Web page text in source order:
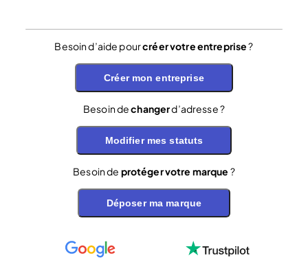
Besoin d’aide pourcréer votre entreprise?
Créer mon entreprise
Besoin dechangerd’adresse ?
Modifier mes statuts
Besoin de protéger votre marque ?
Déposer ma marque